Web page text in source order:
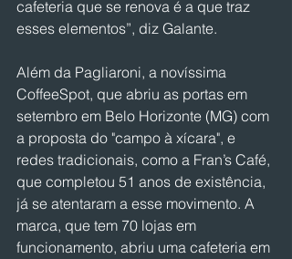
cafeteria que se renova é a que traz
esses elementos”, diz Galante.
Além da Pagliaroni, a novíssima
CoffeeSpot, que abriu as portas em
setembro em Belo Horizonte (MG) com
a proposta do "campo à xícara", e
redes tradicionais, como a Fran’s Café,
que completou 51 anos de existência,
já se atentaram a esse movimento. A
marca, que tem 70 lojas em
funcionamento, abriu uma cafeteria em